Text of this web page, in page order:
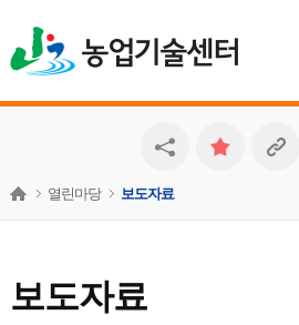
농업기술센터
보도자료
열린마당 보도자료